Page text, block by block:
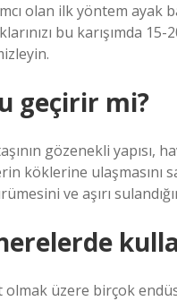
olan ilk yöntem ayak
bu karışımda
geçirir mi?
gözenekli yapısı,
köklerine ulaşmasını
ve aşırı
üzere birçok